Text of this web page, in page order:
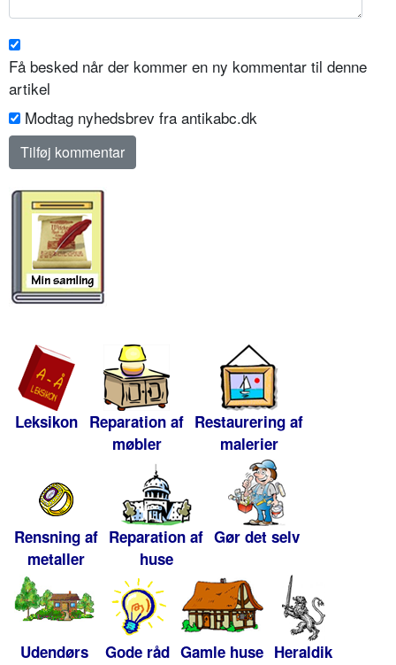
Få besked når der kommer en ny kommentar til denne
artikel
Modtag nyhedsbrev fra antikabc.dk
Leksikon Reparation af
møbler
Restaurering af
malerier
Rensning af
metaller
Reparation af
huse
Gør det selv
Udendørs Gode råd Gamle huse Heraldik